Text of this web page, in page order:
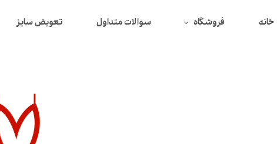
خانه فروشگاه سوالات متداول تعویض سایز